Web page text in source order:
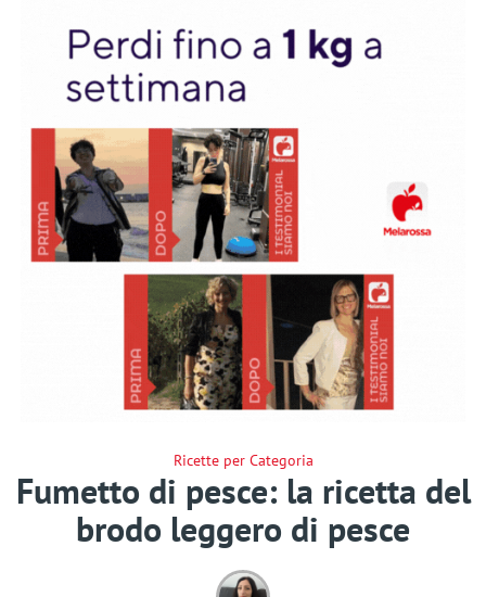
Ricette per Categoria
Fumetto di pesce: la ricetta del
brodo leggero di pesce